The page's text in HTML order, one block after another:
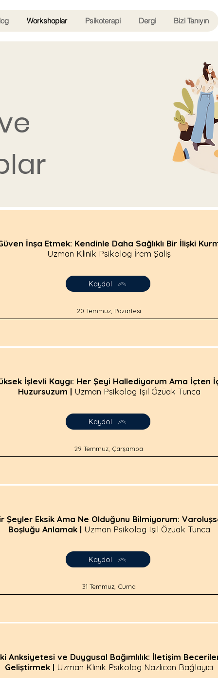
Workshoplar Psikoterapi Dergi Bizi Tanıyın
İnşa Etmek: Kendinle Daha Sağlıklı Bir İlişki
Uzman Klinik Psikolog İrem Şaliş
Kaydol
20 Temmuz, Pazartesi
İşlevli Kaygı: Her Şeyi Hallediyorum Ama İçten
Huzursuzum | Uzman Psikolog Işıl Özüak Tunca
Kaydol
29 Temmuz, Çarşamba
Şeyler Eksik Ama Ne Olduğunu Bilmiyorum:
Boşluğu Anlamak | Uzman Psikolog Işıl Özüak Tunca
Kaydol
31 Temmuz, Cuma
Anksiyetesi ve Duygusal Bağımlılık: İletişim
Geliştirmek | Uzman Klinik Psikolog Nazlıcan Bağlayici